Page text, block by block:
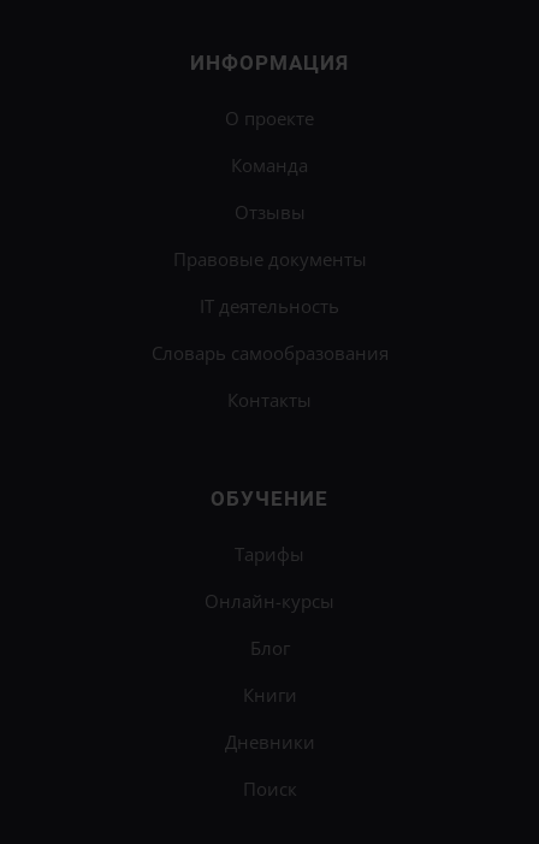
ИНФОРМАЦИЯ
О проекте
Команда
Отзывы
Правовые документы
IT деятельность
Словарь самообразования
Контакты
ОБУЧЕНИЕ
Тарифы
Онлайн-курсы
Блог
Книги
Дневники
Поиск